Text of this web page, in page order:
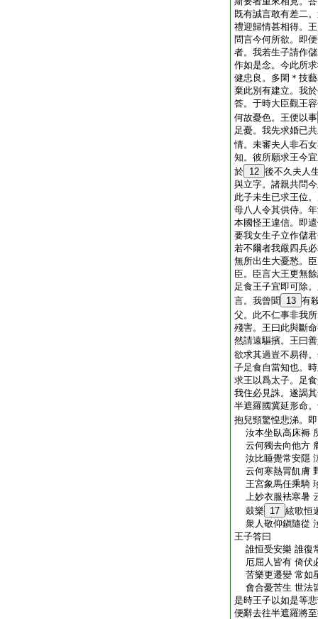
既有誠言敢有差二
禮迎歸情甚相得。
問言今何所欲。即
者。我若生子請作
作如是念。今此所
健忠良。多閑＊技
棄此別有建立。我
答。于時大臣觀王
何故憂色。王便以事
足憂。我先求婚已
情。未審夫人非石
知。彼所願求王今
於 12 後不久夫人
與立字。諸親共問
此子未生已求王位
母八人令其供侍。
本國怪王違信。即
要我女生子立作儲
若不爾者我嚴四兵
無所出生大憂愁。
臣。臣言大王更無
足食王子宜即可除
言。我曾聞
13 有
父。此不仁事非我
殘害。王曰此與斷
然請遠驅擯。王曰
欲求其過豈不易得
子足食自當知也。
求王以爲太子。足
我住必見誅。遂謁
半遮羅國冀延形命
抱兒頸驚惶悲涕。
汝本坐臥高床褥
云何獨去向他方
汝比睡覺常安隱
云何寒熱冐飢膚
王宮象馬任乘騎
上妙衣服袪寒暑
鼓樂 17 絃歌恒
衆人敬仰鎭隨從
王子答曰
誰恒受安樂 誰復
厄屈人皆有 倚伏
苦樂更遷變 常如
會合憂苦生 世法
是時王子以如是等
便辭去往半遮羅將